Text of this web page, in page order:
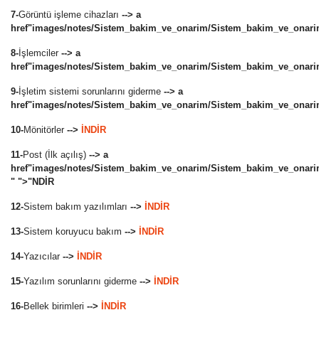
7-Görüntü işleme cihazları --> a
href"images/notes/Sistem_bakim_ve_onarim/
8- İşlemciler --> a
href"images/notes/Sistem_bakim_ve_onarim/
9- İşletim sistemi sorunlarını giderme --> a
href"images/notes/Sistem_bakim_ve_onarim/
10-Mönitörler --> İNDİR
11-Post (İlk açılış) --> a
href"images/notes/Sistem_bakim_ve_onarim/
" ">"NDİR
12-Sistem bakım yazılımları --> İNDİR
13-Sistem koruyucu bakım --> İNDİR
14-Yazıcılar --> İNDİR
15-Yazılım sorunlarını giderme --> İNDİR
16-Bellek birimleri --> İNDİR